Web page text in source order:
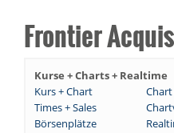
Frontier
Kurse + Charts + Realtime
Kurs + Chart
Times + Sales
Börsenplätze